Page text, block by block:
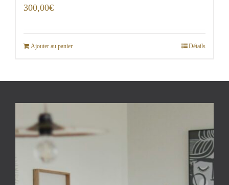
300,00€
Ajouter au panier Détails